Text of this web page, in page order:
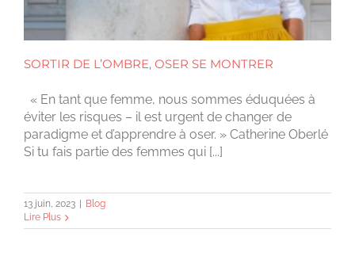
SORTIR DE L’OMBRE, OSER SE MONTRER
« En tant que femme, nous sommes éduquées à
éviter les risques – il est urgent de changer de
paradigme et d’apprendre à oser. » Catherine Oberlé
Si tu fais partie des femmes qui [...]
13 juin, 2023
Blog
Lire Plus